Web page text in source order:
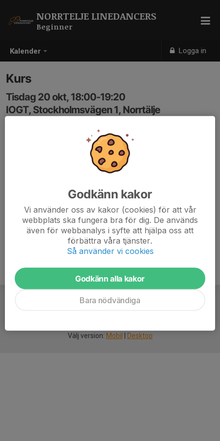
Kalender Logga in
NORRTELJE LINEDANCERS
Beginner
Kurs
Tisdag 20 okt, 18:00-19:20
IOGT, Stockholmsvägen 1, Norrtälje
Välj version: Mobil Desktop
Godkänn kakor
Vi använder oss av kakor (cookies) för att vår
webbplats ska fungera bra för dig. De används
även för webbanalys i syfte att hjälpa oss att
förbättra våra tjänster.
Så använder vi cookies
Godkänn alla kakor
Bara nödvändiga